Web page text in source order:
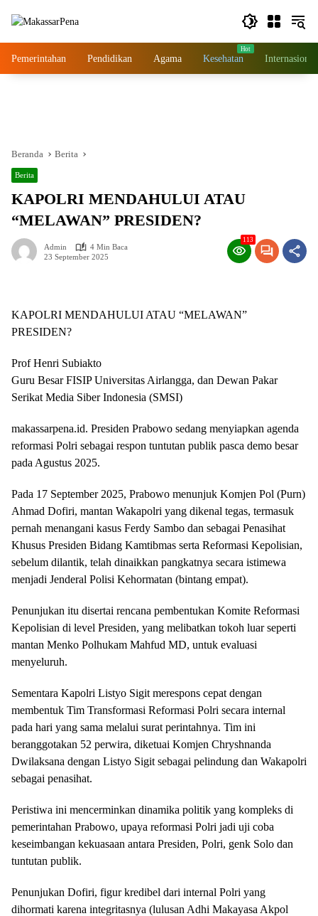
Pemerintahan Pendidikan Agama Kesehatan Internasional
Beranda Berita
Berita
KAPOLRI MENDAHULUI ATAU
“MELAWAN” PRESIDEN?
Admin
4 Min Baca
23 September 2025
113
KAPOLRI MENDAHULUI ATAU “MELAWAN”
PRESIDEN?
Prof Henri Subiakto
Guru Besar FISIP Universitas Airlangga, dan Dewan Pakar
Serikat Media Siber Indonesia (SMSI)
makassarpena.id. Presiden Prabowo sedang menyiapkan agenda
reformasi Polri sebagai respon tuntutan publik pasca demo besar
pada Agustus 2025.
Pada 17 September 2025, Prabowo menunjuk Komjen Pol (Purn)
Ahmad Dofiri, mantan Wakapolri yang dikenal tegas, termasuk
pernah menangani kasus Ferdy Sambo dan sebagai Penasihat
Khusus Presiden Bidang Kamtibmas serta Reformasi Kepolisian,
sebelum dilantik, telah dinaikkan pangkatnya secara istimewa
menjadi Jenderal Polisi Kehormatan (bintang empat).
Penunjukan itu disertai rencana pembentukan Komite Reformasi
Kepolisian di level Presiden, yang melibatkan tokoh luar seperti
mantan Menko Polhukam Mahfud MD, untuk evaluasi
menyeluruh.
Sementara Kapolri Listyo Sigit merespons cepat dengan
membentuk Tim Transformasi Reformasi Polri secara internal
pada hari yang sama melalui surat perintahnya. Tim ini
beranggotakan 52 perwira, diketuai Komjen Chryshnanda
Dwilaksana dengan Listyo Sigit sebagai pelindung dan Wakapolri
sebagai penasihat.
Peristiwa ini mencerminkan dinamika politik yang kompleks di
pemerintahan Prabowo, upaya reformasi Polri jadi uji coba
keseimbangan kekuasaan antara Presiden, Polri, genk Solo dan
tuntutan publik.
Penunjukan Dofiri, figur kredibel dari internal Polri yang
dihormati karena integritasnya (lulusan Adhi Makayasa Akpol